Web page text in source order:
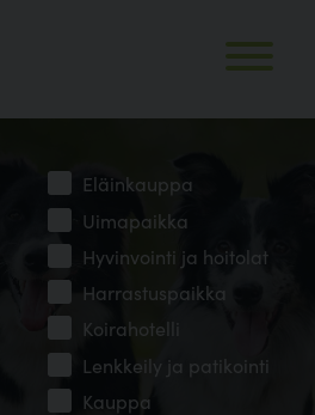
Eläinkauppa
Uimapaikka
Hyvinvointi ja hoitolat
Harrastuspaikka
Koirahotelli
Lenkkeily ja patikointi
Kauppa